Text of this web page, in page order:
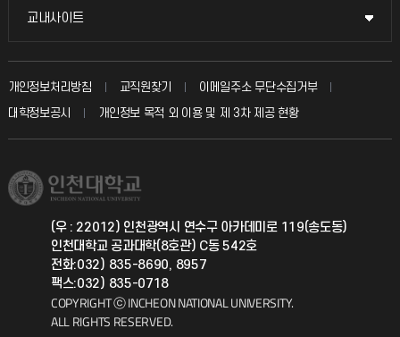
입학안내
취업정보(학생)
칭찬마당
학생서비스 지킴이
국방헬프콜
총동문회
교내사이트
교내사이트
교수회
교육혁신본부
국제지원과
공자아카데미
기초교육원
개인정보처리방침 교직원찾기
이메일주소 무단수집거부
대학정보공시
개인정보 목적 외 이용 및 제 3차 제공 현황
(우 : 22012) 인천광역시 연수구 아카데미로 119(송도동)
인천대학교 공과대학(8호관) C동 542호
전화:032) 835-8690, 8957
팩스:032) 835-0718
COPYRIGHT ⓒ INCHEON NATIONAL UNIVERSITY.
ALL RIGHTS RESERVED.